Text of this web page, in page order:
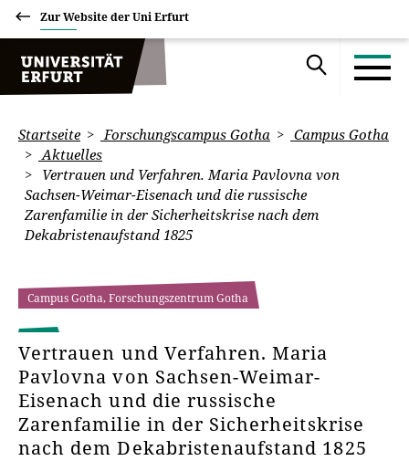
Zur Website der Uni Erfurt
Startseite Forschungscampus Gotha
Campus Gotha
Aktuelles
Vertrauen und Verfahren. Maria Pavlovna von
Sachsen-Weimar-Eisenach und die russische
Zarenfamilie in der Sicherheitskrise nach dem
Dekabristenaufstand 1825
Campus Gotha, Forschungszentrum Gotha
Vertrauen und Verfahren. Maria
Pavlovna von Sachsen-Weimar-
Eisenach und die russische
Zarenfamilie in der Sicherheitskrise
nach dem Dekabristenaufstand 1825